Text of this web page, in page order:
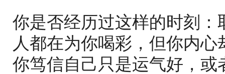
你是否经历过这样的时刻
人都在为你喝彩，但你内
你笃信自己只是运气好，